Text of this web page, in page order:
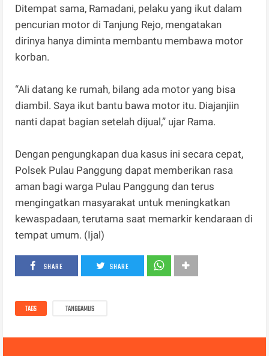
Ditempat sama, Ramadani, pelaku yang ikut dalam
pencurian motor di Tanjung Rejo, mengatakan
dirinya hanya diminta membantu membawa motor
korban.
“Ali datang ke rumah, bilang ada motor yang bisa
diambil. Saya ikut bantu bawa motor itu. Diajanjiin
nanti dapat bagian setelah dijual,” ujar Rama.
Dengan pengungkapan dua kasus ini secara cepat,
Polsek Pulau Panggung dapat memberikan rasa
aman bagi warga Pulau Panggung dan terus
mengingatkan masyarakat untuk meningkatkan
kewaspadaan, terutama saat memarkir kendaraan di
tempat umum. (Ijal)
SHARE SHARE
TAGS TANGGAMUS